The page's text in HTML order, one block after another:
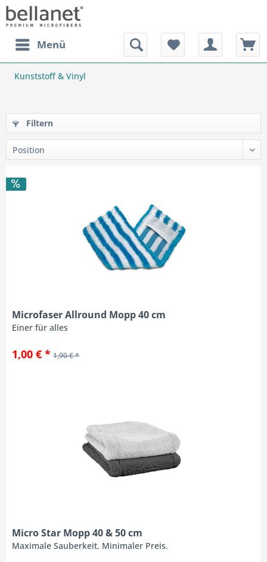
Menü
Kunststoff & Vinyl
Filtern
Microfaser Allround Mopp 40 cm
Einer für alles
1,00 € * 1,90 € *
Micro Star Mopp 40 & 50 cm
Maximale Sauberkeit. Minimaler Preis.